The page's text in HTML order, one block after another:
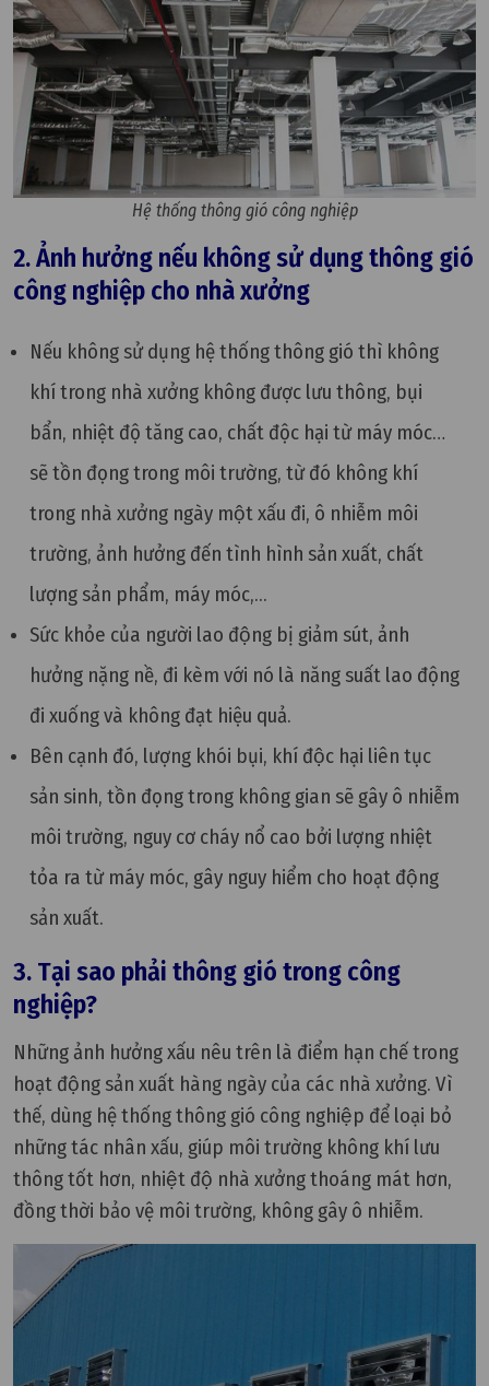
Hệ thống thông gió công nghiệp
2. Ảnh hưởng nếu không sử dụng thông gió
công nghiệp cho nhà xưởng
Nếu không sử dụng hệ thống thông gió thì không
khí trong nhà xưởng không được lưu thông, bụi
bẩn, nhiệt độ tăng cao, chất độc hại từ máy móc…
sẽ tồn đọng trong môi trường, từ đó không khí
trong nhà xưởng ngày một xấu đi, ô nhiễm môi
trường, ảnh hưởng đến tình hình sản xuất, chất
lượng sản phẩm, máy móc,...
Sức khỏe của người lao động bị giảm sút, ảnh
hưởng nặng nề, đi kèm với nó là năng suất lao động
đi xuống và không đạt hiệu quả.
Bên cạnh đó, lượng khói bụi, khí độc hại liên tục
sản sinh, tồn đọng trong không gian sẽ gây ô nhiễm
môi trường, nguy cơ cháy nổ cao bởi lượng nhiệt
tỏa ra từ máy móc, gây nguy hiểm cho hoạt động
sản xuất.
3. Tại sao phải thông gió trong công
nghiệp?
Những ảnh hưởng xấu nêu trên là điểm hạn chế trong
hoạt động sản xuất hàng ngày của các nhà xưởng. Vì
thế, dùng hệ thống thông gió công nghiệp để loại bỏ
những tác nhân xấu, giúp môi trường không khí lưu
thông tốt hơn, nhiệt độ nhà xưởng thoáng mát hơn,
đồng thời bảo vệ môi trường, không gây ô nhiễm.